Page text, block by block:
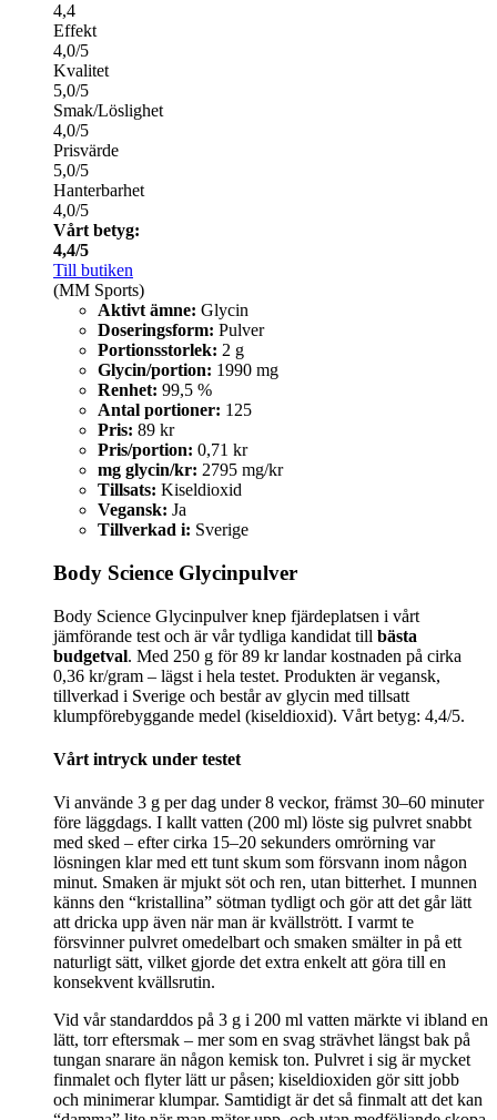
4,4
Effekt
4,0/5
Kvalitet
5,0/5
Smak/Löslighet
4,0/5
Prisvärde
5,0/5
Hanterbarhet
4,0/5
Vårt betyg:
4,4/5
Till butiken
(MM Sports)
Aktivt ämne: Glycin
Doseringsform: Pulver
Portionsstorlek: 2 g
Glycin/portion: 1990 mg
Renhet: 99,5 %
Antal portioner: 125
Pris: 89 kr
Pris/portion: 0,71 kr
mg glycin/kr: 2795 mg/kr
Tillsats: Kiseldioxid
Vegansk: Ja
Tillverkad i: Sverige
Body Science Glycinpulver
Body Science Glycinpulver knep fjärdeplatsen i vårt
jämförande test och är vår tydliga kandidat till bästa
budgetval. Med 250 g för 89 kr landar kostnaden på cirka
0,36 kr/gram – lägst i hela testet. Produkten är vegansk,
tillverkad i Sverige och består av glycin med tillsatt
klumpförebyggande medel (kiseldioxid). Vårt betyg: 4,4/5.
Vårt intryck under testet
Vi använde 3 g per dag under 8 veckor, främst 30–60 minuter
före läggdags. I kallt vatten (200 ml) löste sig pulvret snabbt
med sked – efter cirka 15–20 sekunders omrörning var
lösningen klar med ett tunt skum som försvann inom någon
minut. Smaken är mjukt söt och ren, utan bitterhet. I munnen
känns den “kristallina” sötman tydligt och gör att det går lätt
att dricka upp även när man är kvällstrött. I varmt te
försvinner pulvret omedelbart och smaken smälter in på ett
naturligt sätt, vilket gjorde det extra enkelt att göra till en
konsekvent kvällsrutin.
Vid vår standarddos på 3 g i 200 ml vatten märkte vi ibland en
lätt, torr eftersmak – mer som en svag strävhet längst bak på
tungan snarare än någon kemisk ton. Pulvret i sig är mycket
finmalet och flyter lätt ur påsen; kiseldioxiden gör sitt jobb
och minimerar klumpar. Samtidigt är det så finmalt att det kan